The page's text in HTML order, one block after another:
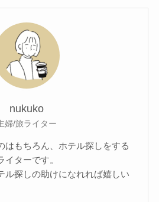
nukuko
婦/旅ライター
はもちろん、ホテル探しをする
ターです。
ル探しの助けになれれば嬉しい